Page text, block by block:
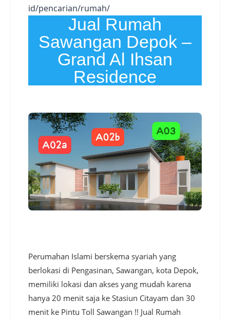
id/pencarian/rumah/
Jual Rumah
Sawangan Depok –
Grand Al Ihsan
Residence
Perumahan Islami berskema syariah yang
berlokasi di Pengasinan, Sawangan, kota Depok,
memiliki lokasi dan akses yang mudah karena
hanya 20 menit saja ke Stasiun Citayam dan 30
menit ke Pintu Toll Sawangan !! Jual Rumah